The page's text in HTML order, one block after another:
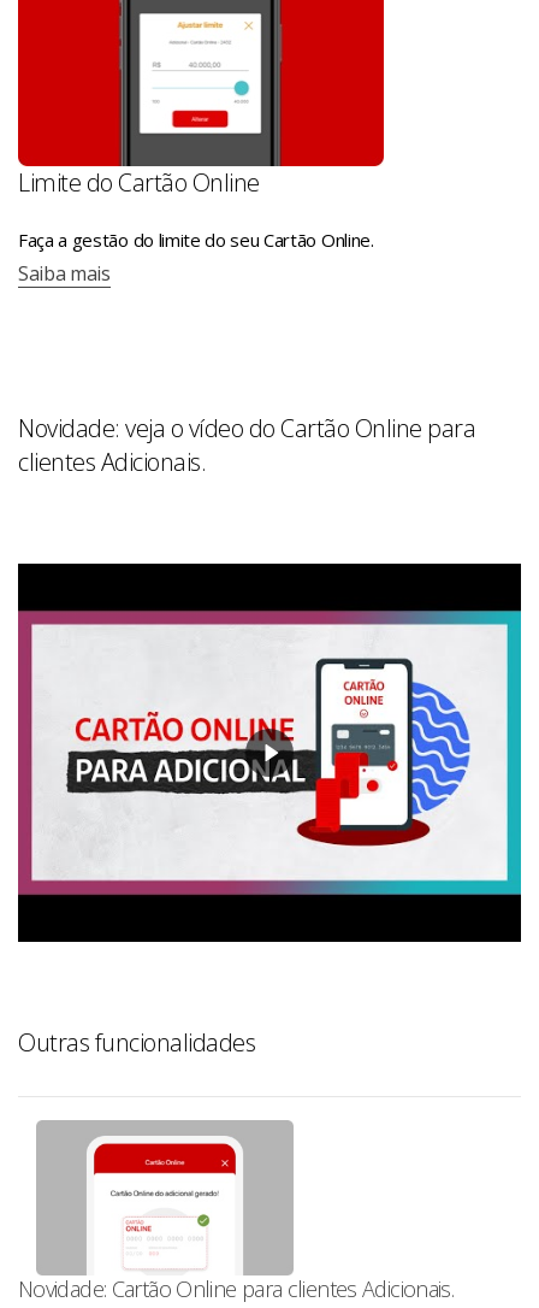
Limite do Cartão Online
Faça a gestão do limite do seu Cartão Online.
Saiba mais
Novidade: veja o vídeo do Cartão Online para
clientes Adicionais.
Outras funcionalidades
Novidade: Cartão Online para clientes Adicionais.